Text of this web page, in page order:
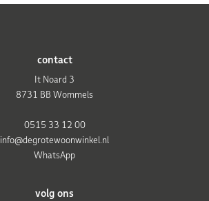
volg ons
contact
It Noard 3
8731 BB Wommels
0515 33 12 00
info@degrotewoonwinkel.nl
WhatsApp